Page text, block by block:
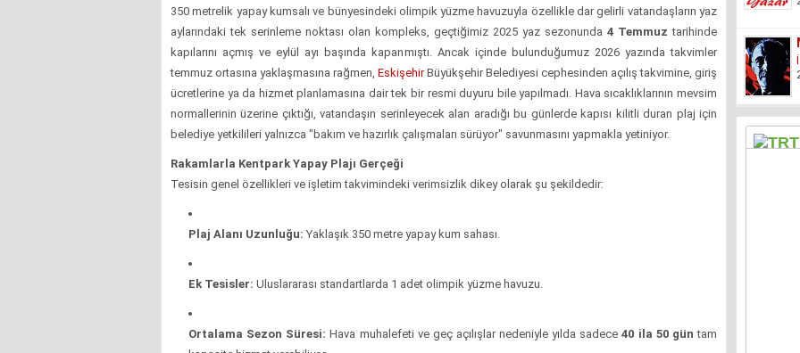
350 metrelik yapay kumsalı ve bünyesindeki olimpik yüzme havuzuyla özellikle dar gelirli vatandaşların yaz
aylarındaki tek serinleme noktası olan kompleks, geçtiğimiz 2025 yaz sezonunda 4 Temmuz tarihinde
kapılarını açmış ve eylül ayı başında kapanmıştı.
Ancak içinde bulunduğumuz 2026 yazında takvimler
temmuz ortasına yaklaşmasına rağmen, EskişehirBüyükşehir Belediyesi cephesinden açılış takvimine, giriş
ücretlerine ya da hizmet planlamasına dair tek bir resmi duyuru bile yapılmadı. Hava sıcaklıklarının mevsim
normallerinin üzerine çıktığı, vatandaşın serinleyecek alan aradığı bu günlerde kapısı kilitli duran plaj için
belediye yetkilileri yalnızca "bakım ve hazırlık çalışmaları sürüyor" savunmasını yapmakla yetiniyor.
Rakamlarla Kentpark Yapay Plajı Gerçeği
Tesisin genel özellikleri ve işletim takvimindeki verimsizlik dikey olarak şu şekildedir:
Plaj Alanı Uzunluğu: Yaklaşık 350 metre yapay kum sahası.
Ek Tesisler: Uluslararası standartlarda 1 adet olimpik yüzme havuzu.
Ortalama Sezon Süresi: Hava muhalefeti ve geç açılışlar nedeniyle yılda sadece40 ila 50 gün tam